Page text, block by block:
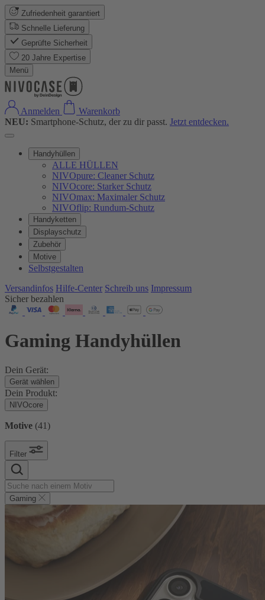
Zufriedenheit garantiert
Schnelle Lieferung
Geprüfte Sicherheit
20 Jahre Expertise
Menü
Anmelden
Warenkorb
NEU: Smartphone-Schutz, der zu dir passt. Jetzt entdecken.
Handyhüllen
ALLE HÜLLEN
NIVOpure: Cleaner Schutz
NIVOcore: Starker Schutz
NIVOmax: Maximaler Schutz
NIVOflip: Rundum-Schutz
Handyketten
Displayschutz
Zubehör
Motive
Selbstgestalten
Versandinfos Hilfe-Center Schreib uns Impressum
Sicher bezahlen
Gaming Handyhüllen
Dein Gerät:
Gerät wählen
Dein Produkt:
NIVOcore
Motive (41)
Filter
Gaming